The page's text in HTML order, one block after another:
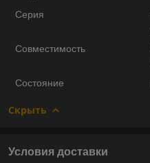
Серия
Совместимость
Состояние
Скрыть
Условия доставки